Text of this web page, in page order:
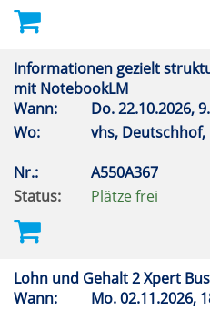
Informationen gezielt
mit NotebookLM
Wann:
Do.22.10.2026,
Wo:
vhs,
Nr.:
A550A367
Status:
Plätze frei
Lohn und Gehalt 2 Xpert
Wann:
Mo.02.11.2026,